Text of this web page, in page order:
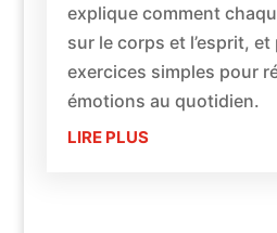
explique comment
sur le corps et l’esprit,
exercices simples pour
émotions au quotidien.
LIRE PLUS